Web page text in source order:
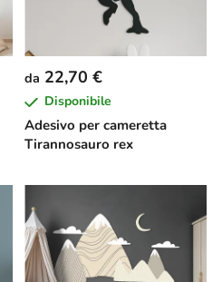
Adesivo per cameretta
Tirannosauro rex
da 22,70 €
Disponibile